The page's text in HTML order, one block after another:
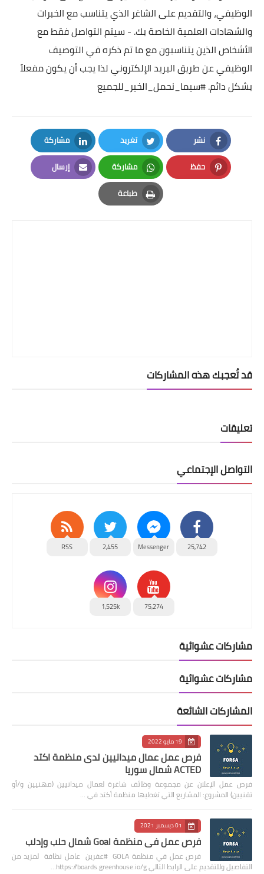
الوظيفي، والتقديم على الشاغر الذي يتناسب مع الخبرات
والشهادات العلمية الخاصة بك. - سيتم التواصل فقط مع
الأشخاص الذين يتناسبون مع ما تم ذكره في التوصيف
الوظيفي عن طريق البريد الإلكتروني لذا يجب أن يكون مفعلاً
بشكل دائم.#سيما_نحمل_الخير_للجميع
نشر
Facebook
تغريد
Twitter
مشاركة
LinkedIn
حفظ
Pinterest
مشاركة
Whatsapp
إرسال
Email
طباعة
Print
قد تُعجبك هذه المشاركات
تعليقات
التواصل الإجتماعي
25,742
Messenger
2,455
RSS
75,274
1,525k
مشاركات عشوائية
مشاركات عشوائية
المشاركات الشائعة
19 مايو 2022
فرص عمل عمال ميدانيين لدى منظمة اكتد
ACTED شمال سوريا
فرص عمل الإعلان عن مجموعة وظائف شاغرة لعمال ميدانيين (مهنيين و/أو
تقنيين) المشروع: المشاريع التي تغطيها منظمة أكتد في …
01 ديسمبر 2021
فرص عمل في منظمة Goal شمال حلب وإدلب
فرص عمل في منظمة GOLA #عفرين عامل نظافة لمزيد من
التفاصيل وللتقديم على الرابط التالي https://boards.greenhouse.io/g…